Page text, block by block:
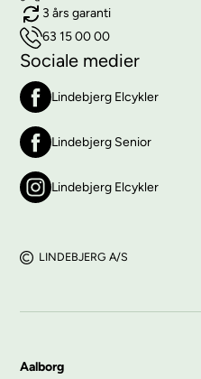
3 års garanti
63 15 00 00
Sociale medier
Lindebjerg Elcykler
Lindebjerg Senior
Lindebjerg Elcykler
LINDEBJERG A/S
Aalborg